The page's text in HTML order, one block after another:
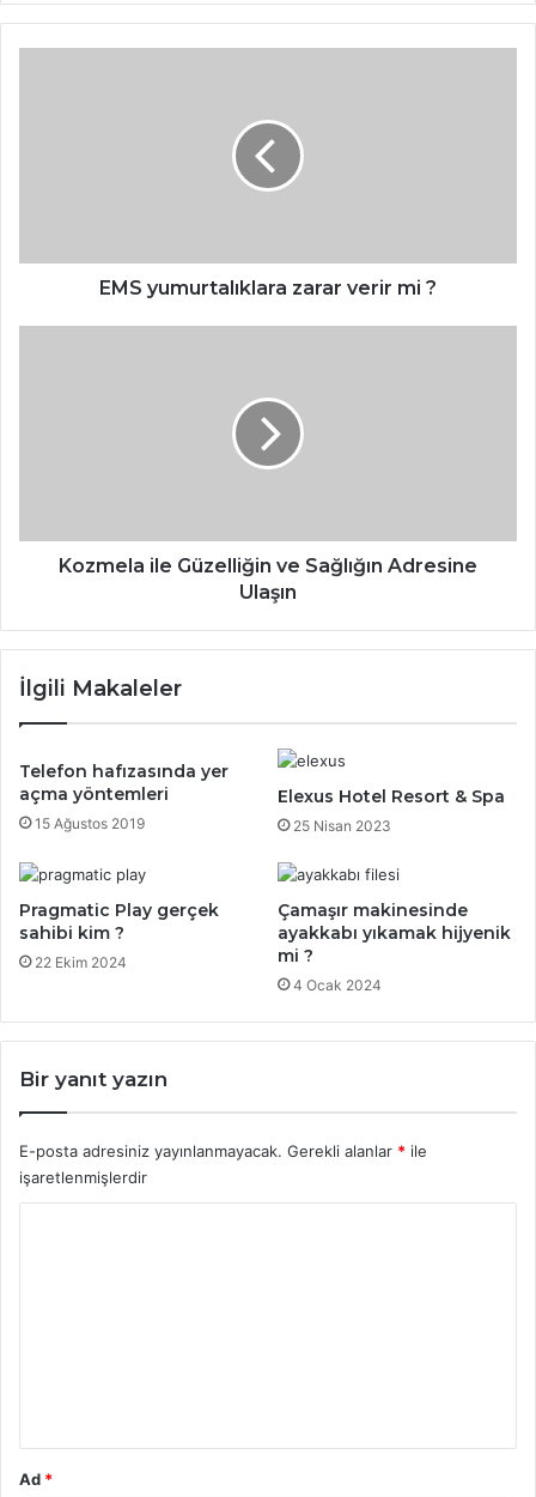
EMS yumurtalıklara zarar verir mi ?
Kozmela ile Güzelliğin ve Sağlığın Adresine
Ulaşın
İlgili Makaleler
Telefon hafızasında yer
açma yöntemleri
15 Ağustos 2019
Elexus Hotel Resort & Spa
25 Nisan 2023
Pragmatic Play gerçek
sahibi kim ?
22 Ekim 2024
Çamaşır makinesinde
ayakkabı yıkamak hijyenik
mi ?
4 Ocak 2024
Bir yanıt yazın
E-posta adresiniz yayınlanmayacak. Gerekli alanlar * ile
işaretlenmişlerdir
Ad *